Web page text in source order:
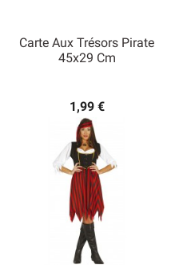
Carte Aux Trésors Pirate
45x29 Cm
1,99 €